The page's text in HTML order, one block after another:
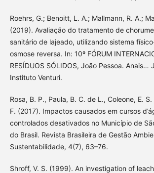
Roehrs, G.; Benoitt, L. A.; Mallmann, R. A.;
(2019). Avaliação do tratamento de
sanitário de lajeado, utilizando sistema
osmose reversa. In: 10º FÓRUM
RESÍDUOS SÓLIDOS, João Pessoa. Anais…
Instituto Venturi.
Rosa, B. P., Paula, B. C. de L., Coleone, E.
F. (2017). Impactos causados em cursos
controlados desativados no Município de
do Brasil. Revista Brasileira de Gestão
Sustentabilidade, 4(7), 63–76.
Shroff, V. S. (1999). An investigation of